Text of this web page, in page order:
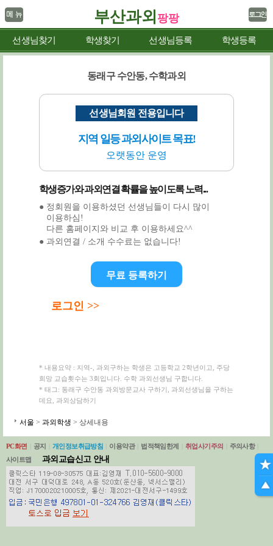
부산과외 팡팡
선생님찾기 학생찾기 선생님등록 학생등록
동래구 수안동, 수학과외
선생님회원 전용입니다
지역 일등 과외사이트 목표!
오랫동안 운영
학생증가와 과외연결 확률을 높이도록 노력...
● 정회원을 이용하셨던 선생님들이 다시 많이
이용하심!
다른 홈페이지와 비교 후 이용하세요^^
● 과외연결 / 소개 수수료는 없습니다!
무료 등록하기
로그인 >>
* 내용요약 : 지역-, 과외구하는 학생은 고등학교 2학년이고, 주당
희망 교습횟수는 3회입니다. 수학 과외선생님 구합니다.
* 태그: 동래구 수안동 과외방문교사 구하기, 과외선생님을 구하는
데요, 과외상담하기
서울 > 과외학생 > 상세내용
PC화면 공지 개인정보취급방침 이용약관 법적책임한계 취업사기주의 주의사항
사이트맵
과외교습신고 안내